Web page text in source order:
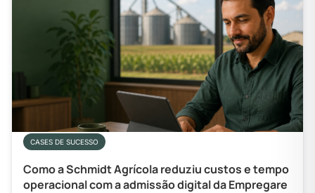
CASES DE SUCESSO
Como a Schmidt Agrícola reduziu custos e tempo
operacional com a admissão digital da Empregare